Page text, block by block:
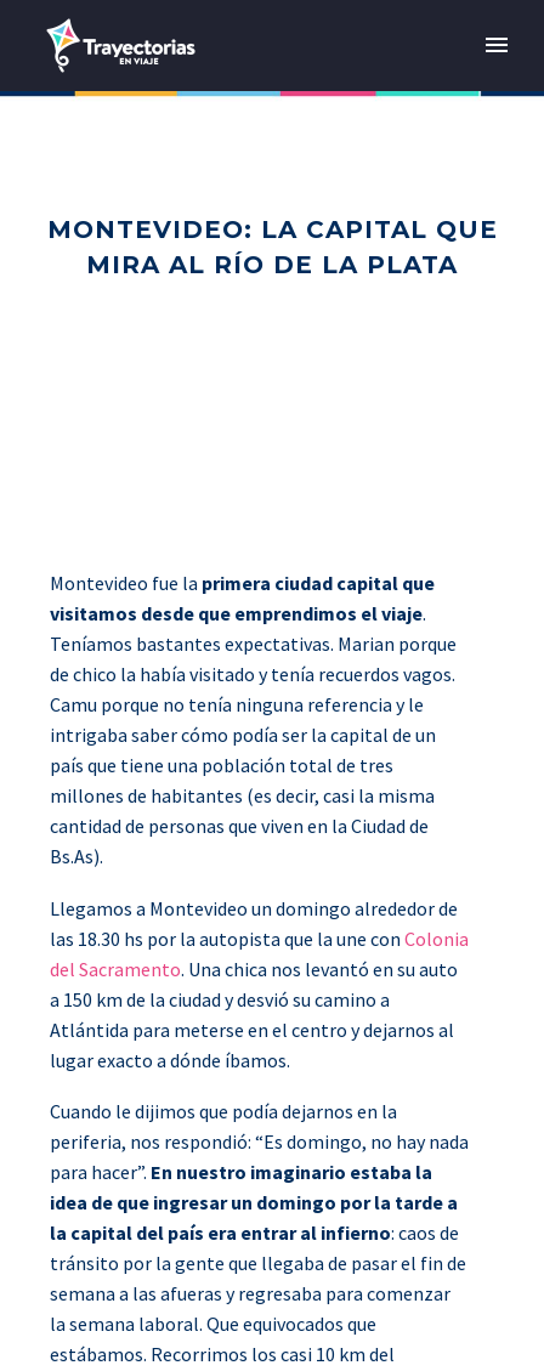
MONTEVIDEO: LA CAPITAL QUE
MIRA AL RÍO DE LA PLATA
Montevideo fue la primera ciudad capital que
visitamos desde que emprendimos el viaje.
Teníamos bastantes expectativas. Marian porque
de chico la había visitado y tenía recuerdos vagos.
Camu porque no tenía ninguna referencia y le
intrigaba saber cómo podía ser la capital de un
país que tiene una población total de tres
millones de habitantes (es decir, casi la misma
cantidad de personas que viven en la Ciudad de
Bs.As).
Llegamos a Montevideo un domingo alrededor de
las 18.30 hs por la autopista que la une conColonia
del Sacramento. Una chica nos levantó en su auto
a 150 km de la ciudad y desvió su camino a
Atlántida para meterse en el centro y dejarnos al
lugar exacto a dónde íbamos.
Cuando le dijimos que podía dejarnos en la
periferia, nos respondió: “Es domingo, no hay nada
para hacer”. En nuestro imaginario estaba la
idea de que ingresar un domingo por la tarde a
la capital del país era entrar al infierno: caos de
tránsito por la gente que llegaba de pasar el fin de
semana a las afueras y regresaba para comenzar
la semana laboral. Que equivocados que
estábamos. Recorrimos los casi 10 km del